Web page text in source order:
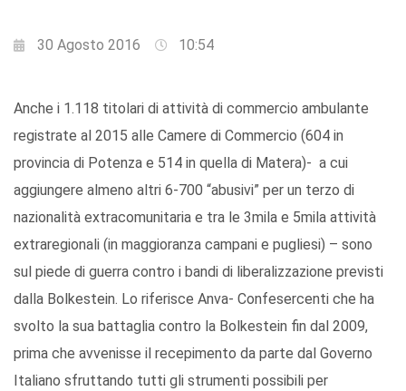
30 Agosto 2016 10:54
Anche i 1.118 titolari di attività di commercio ambulante
registrate al 2015 alle Camere di Commercio (604 in
provincia di Potenza e 514 in quella di Matera)- a cui
aggiungere almeno altri 6-700 “abusivi” per un terzo di
nazionalità extracomunitaria e tra le 3mila e 5mila attività
extraregionali (in maggioranza campani e pugliesi) – sono
sul piede di guerra contro i bandi di liberalizzazione previsti
dalla Bolkestein. Lo riferisce Anva- Confesercenti che ha
svolto la sua battaglia contro la Bolkestein fin dal 2009,
prima che avvenisse il recepimento da parte dal Governo
Italiano sfruttando tutti gli strumenti possibili per